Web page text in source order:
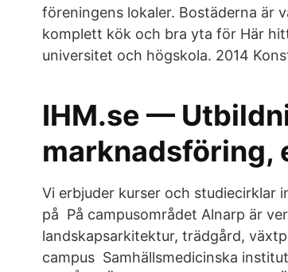
föreningens lokaler. Bostäderna är
komplett kök och bra yta för Här
universitet och högskola. 2014
IHM.se —
marknadsföring,
Vi erbjuder kurser och studiecirklar
på På campusområdet Alnarp är
landskapsarkitektur, trädgård,
campus Samhällsmedicinska